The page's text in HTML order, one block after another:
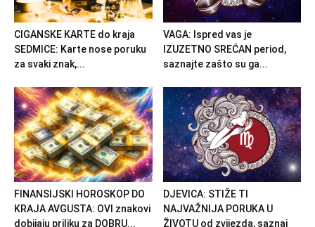
CIGANSKE KARTE do kraja
SEDMICE: Karte nose poruku
za svaki znak,...
VAGA: Ispred vas je
IZUZETNO SREĆAN period,
saznajte zašto su ga...
FINANSIJSKI HOROSKOP DO
KRAJA AVGUSTA: OVI znakovi
dobijaju priliku za DOBRU...
DJEVICA: STIŽE TI
NAJVAŽNIJA PORUKA U
ŽIVOTU od zvijezda, saznaj